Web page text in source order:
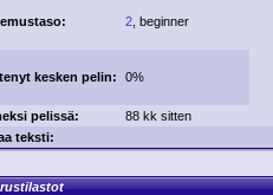
2 , beginner
kesken pelin: 0%
pelissä:
88 kk sitten
teksti: